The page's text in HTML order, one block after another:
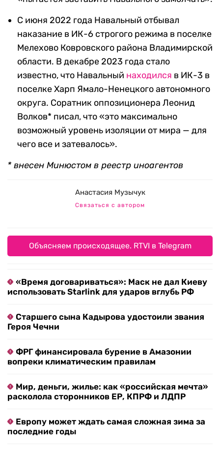
С июня 2022 года Навальный отбывал
наказание в ИК-6 строгого режима в поселке
Мелехово Ковровского района Владимирской
области. В декабре 2023 года стало
известно, что Навальный находился в ИК-3 в
поселке Харп Ямало-Ненецкого автономного
округа. Соратник оппозиционера Леонид
Волков* писал, что «это максимально
возможный уровень изоляции от мира — для
чего все и затевалось».
* внесен Минюстом в реестр иноагентов
Анастасия Музычук
Связаться с автором
Объясняем происходящее. RTVI в Telegram
«Время договариваться»: Маск не дал Киеву
использовать Starlink для ударов вглубь РФ
Старшего сына Кадырова удостоили звания
Героя Чечни
ФРГ финансировала бурение в Амазонии
вопреки климатическим правилам
Мир, деньги, жилье: как «российская мечта»
расколола сторонников ЕР, КПРФ и ЛДПР
Европу может ждать самая сложная зима за
последние годы